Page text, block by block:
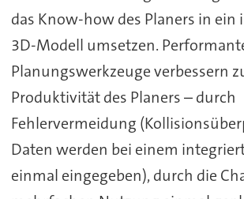
das Know-how des Planers in ein
3D-Modell umsetzen.
Planungswerkzeuge verbessern
Produktivität des Planers – durch
Fehlervermeidung
Daten werden bei einem
einmal eingegeben), durch die